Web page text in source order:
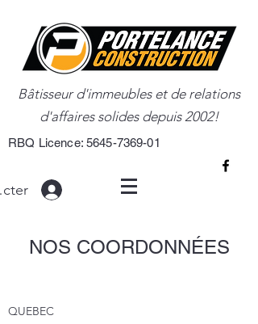
Bâtisseur d'immeubles et de relations
d'affaires solides depuis 2002!
RBQ Licence: 5645-7369-01
NOS COORDONNÉES
QUEBEC